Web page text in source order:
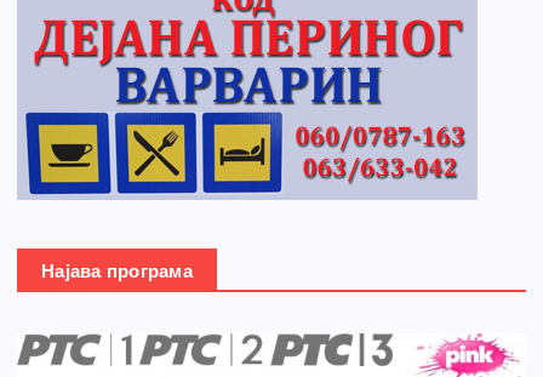
Најава програма